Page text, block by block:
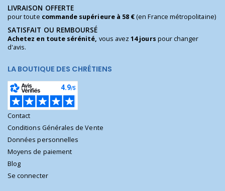
LIVRAISON OFFERTE
pour toute commande supérieure à 58 €(en France métropolitaine)
SATISFAIT OU REMBOURSÉ
Achetez en toute sérénité, vous avez14 jours pour changer
d'avis.
LA BOUTIQUE DES CHRÉTIENS
Contact
Conditions Générales de Vente
Données personnelles
Moyens de paiement
Blog
Se connecter